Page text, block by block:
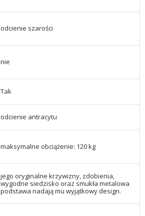
odcienie szarości
nie
Tak
odcienie antracytu
maksymalne obciążenie: 120 kg
jego oryginalne krzywizny, zdobienia,
wygodne siedzisko oraz smukła metalowa
podstawa nadają mu wyjątkowy design.